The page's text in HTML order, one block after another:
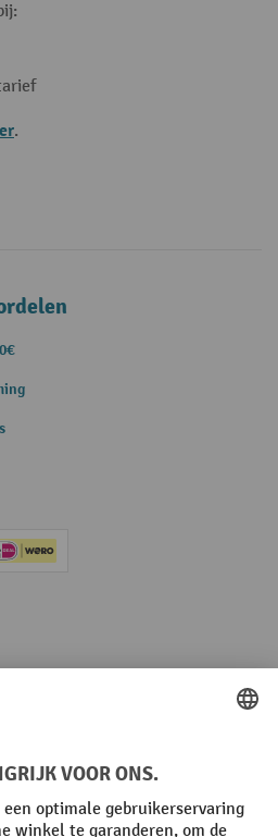
.
(Visa)
iDEAL | Wero
Copyright